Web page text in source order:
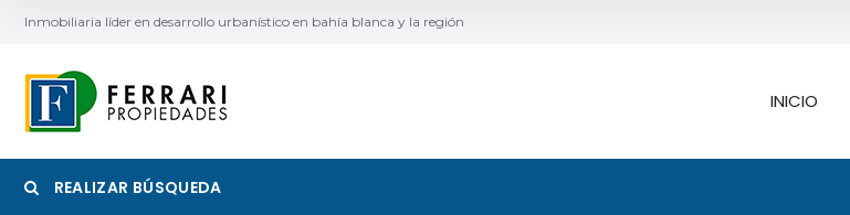
Inmobiliaria líder en desarrollo urbanístico en bahía blanca y la región
INICIO
REALIZAR BÚSQUEDA